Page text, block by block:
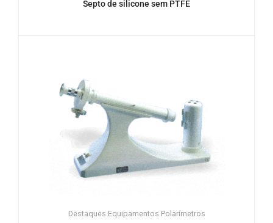
Septo de silicone sem PTFE
Destaques Equipamentos Polarímetros